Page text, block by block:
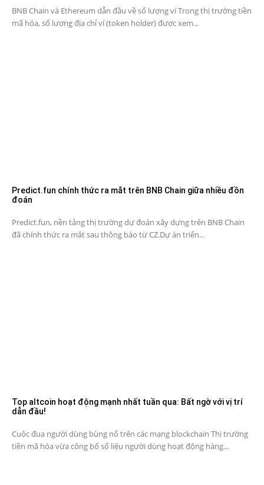
BNB Chain và Ethereum dẫn đầu về số lượng ví Trong thị trường tiền
mã hóa, số lượng địa chỉ ví (token holder) được xem...
Predict.fun chính thức ra mắt trên BNB Chain giữa nhiều đồn
đoán
Predict.fun, nền tảng thị trường dự đoán xây dựng trên BNB Chain
đã chính thức ra mắt sau thông báo từ CZ.Dự án triển...
Top altcoin hoạt động mạnh nhất tuần qua: Bất ngờ với vị trí
dẫn đầu!
Cuộc đua người dùng bùng nổ trên các mạng blockchain Thị trường
tiền mã hóa vừa công bố số liệu người dùng hoạt động hàng...